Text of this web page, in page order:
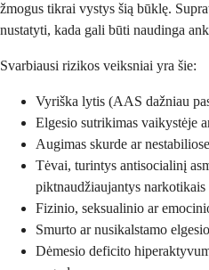
žmogus tikrai vystys šią būklę.
nustatyti, kada gali būti naudinga
Svarbiausi rizikos veiksniai yra šie:
Vyriška lytis (AAS dažniau
Elgesio sutrikimas vaikystėje
Augimas skurde ar
Tėvai, turintys antisocialinį
piktnaudžiaujantys narkotikais
Fizinio, seksualinio ar
Smurto ar nusikalstamo
Dėmesio deficito